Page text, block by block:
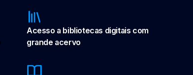
Acesso a bibliotecas digitais com
grande acervo